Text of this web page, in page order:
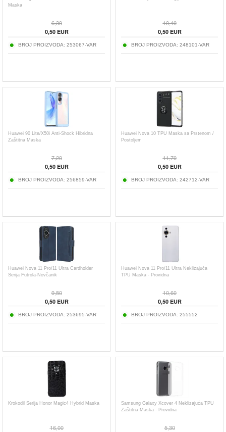
Maska
6,30
0,50EUR
BROJ PROIZVODA: 253067-VAR
10,40
0,50EUR
BROJ PROIZVODA: 248101-VAR
Huawei 90 Lite/X50i Anti-Shock Hibridna
Zaštitna Maska
7,20
0,50EUR
BROJ PROIZVODA: 256859-VAR
Huawei Nova 10 TPU Maska sa Prstenom /
Postoljem
11,70
0,50EUR
BROJ PROIZVODA: 242712-VAR
Huawei Nova 11 Pro/11 Ultra Cardholder
Serija Futrola-Novčanik
9,50
0,50EUR
BROJ PROIZVODA: 253695-VAR
Huawei Nova 11 Pro/11 Ultra Neklizajuća
TPU Maska - Providna
10,60
0,50EUR
BROJ PROIZVODA: 255552
Krokodil Serija Honor Magic4 Hybrid Maska
16,00
Samsung Galaxy Xcover 4 Neklizajuća TPU
Zaštitna Maska - Providna
5,30